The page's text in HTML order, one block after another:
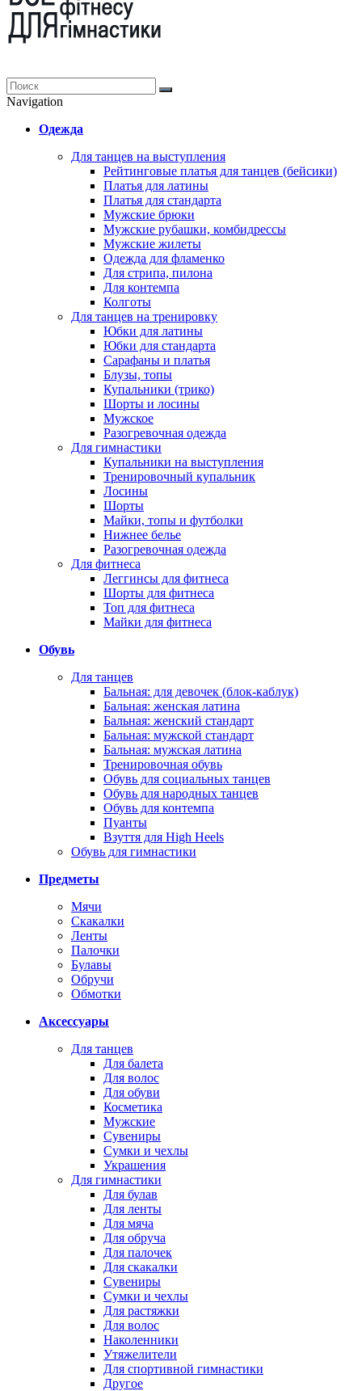
Navigation
Одежда
Для танцев на выступления
Рейтинговые платья для танцев (бейсики)
Платья для латины
Платья для стандарта
Мужские брюки
Мужские рубашки, комбидрессы
Мужские жилеты
Одежда для фламенко
Для стрипа, пилона
Для контемпа
Колготы
Для танцев на тренировку
Юбки для латины
Юбки для стандарта
Сарафаны и платья
Блузы, топы
Купальники (трико)
Шорты и лосины
Мужское
Разогревочная одежда
Для гимнастики
Купальники на выступления
Тренировочный купальник
Лосины
Шорты
Майки, топы и футболки
Нижнее белье
Разогревочная одежда
Для фитнеса
Леггинсы для фитнеса
Шорты для фитнеса
Топ для фитнеса
Майки для фитнеса
Обувь
Для танцев
Бальная: для девочек (блок-каблук)
Бальная: женская латина
Бальная: женский стандарт
Бальная: мужской стандарт
Бальная: мужская латина
Тренировочная обувь
Обувь для социальных танцев
Обувь для народных танцев
Обувь для контемпа
Пуанты
Взуття для High Heels
Обувь для гимнастики
Предметы
Мячи
Скакалки
Ленты
Палочки
Булавы
Обручи
Обмотки
Аксессуары
Для танцев
Для балета
Для волос
Для обуви
Косметика
Мужские
Сувениры
Сумки и чехлы
Украшения
Для гимнастики
Для булав
Для ленты
Для мяча
Для обруча
Для палочек
Для скакалки
Сувениры
Сумки и чехлы
Для растяжки
Для волос
Наколенники
Утяжелители
Для спортивной гимнастики
Другое